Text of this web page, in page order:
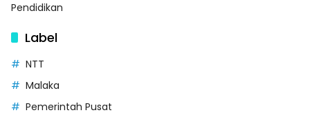
Pendidikan
Label
NTT
Malaka
Pemerintah Pusat